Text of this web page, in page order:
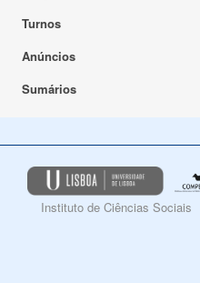
Turnos
Anúncios
Sumários
Instituto de Ciências Sociais